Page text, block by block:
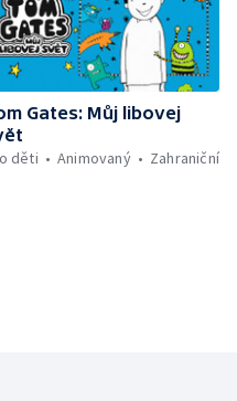
Gates: Můj libovej
děti
Animovaný Zahraniční